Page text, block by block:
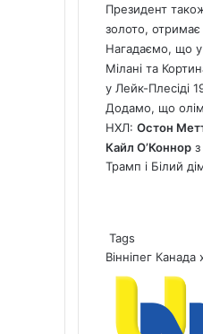
Президент
золото,
Нагадаємо, що
Мілані та
у Лейк-Плесіді
Додамо, що
НХЛ: Остон
Кайл О’Коннор
Трамп і Білий
Tags
Вінніпег Канада